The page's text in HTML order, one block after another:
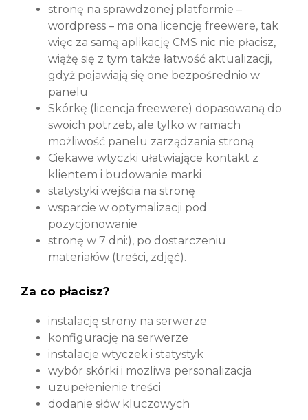
stronę na sprawdzonej platformie –
wordpress – ma ona licencję freewere, tak
więc za samą aplikację CMS nic nie płacisz,
wiążę się z tym także łatwość aktualizacji,
gdyż pojawiają się one bezpośrednio w
panelu
Skórkę (licencja freewere) dopasowaną do
swoich potrzeb, ale tylko w ramach
możliwość panelu zarządzania stroną
Ciekawe wtyczki ułatwiające kontakt z
klientem i budowanie marki
statystyki wejścia na stronę
wsparcie w optymalizacji pod
pozycjonowanie
stronę w 7 dni:), po dostarczeniu
materiałów (treści, zdjęć).
Za co płacisz?
instalację strony na serwerze
konfigurację na serwerze
instalacje wtyczek i statystyk
wybór skórki i mozliwa personalizacja
uzupełenienie treści
dodanie słów kluczowych